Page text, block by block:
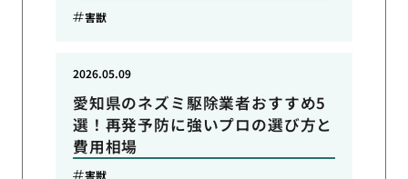
害獣
愛知県のネズミ駆除業者おすすめ5
選！再発予防に強いプロの選び方と
費用相場
2026.05.09
害獣